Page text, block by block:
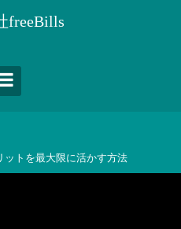
freeBills
トを最大限に活かす方法